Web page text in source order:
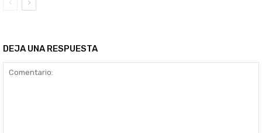
DEJA UNA RESPUESTA